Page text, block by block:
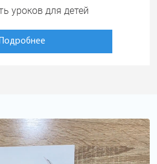
уроков для детей